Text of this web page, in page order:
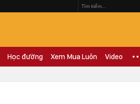
Học đường Xem Mua Luôn Video